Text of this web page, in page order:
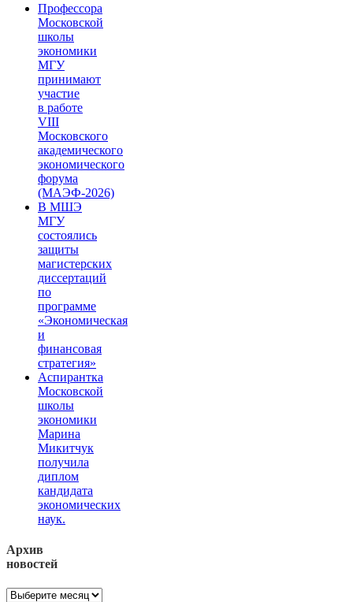
Профессора
Московской
школы
экономики
МГУ
принимают
участие
в работе
VIII
Московского
академического
экономического
форума
(МАЭФ-2026)
В МШЭ
МГУ
состоялись
защиты
магистерских
диссертаций
по
программе
«Экономическая
и
финансовая
стратегия»
Аспирантка
Московской
школы
экономики
Марина
Микитчук
получила
диплом
кандидата
экономических
наук.
Архив
новостей
Архив